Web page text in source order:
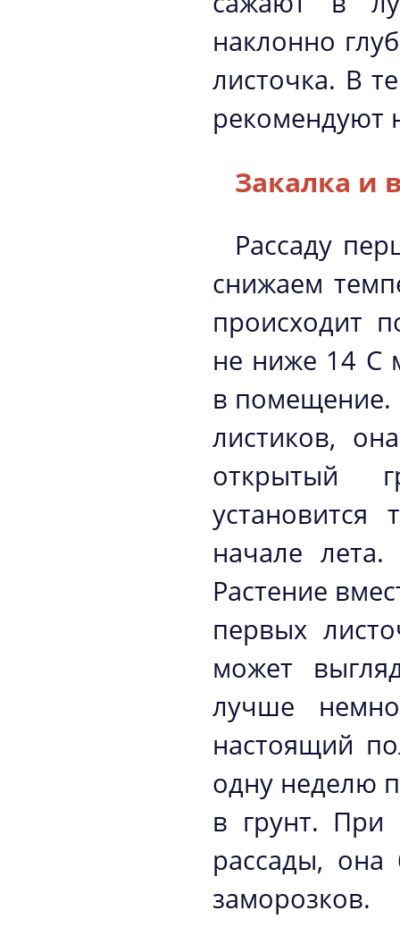
наклонно
листочка. В
рекомендуют
Закалка и
Рассаду
снижаем
происходит
не ниже 14 С
в помещение.
листиков,
открытый
начале
Растение
первых
может
лучше
настоящий
одну неделю
в грунт.
рассады,
заморозков.